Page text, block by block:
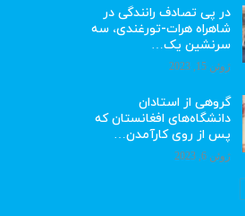
در پی تصادف رانندگی در
شاهراه هرات-تورغندی، سه
سرنشین یک…
ژوئن 15, 2023
گروهی از استادان
دانشگاه‌های افغانستان که
پس از روی کارآمدن…
ژوئن 6, 2023